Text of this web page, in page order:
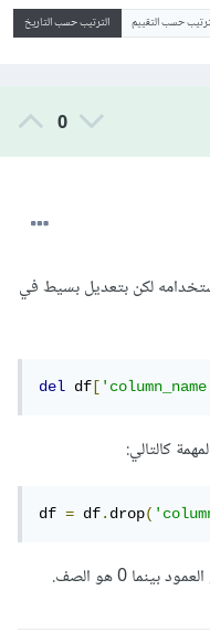
حسب التقييم الترتيب حسب التاريخ
0
لكن بتعديل بسيط في
del df [
df = df.drop(